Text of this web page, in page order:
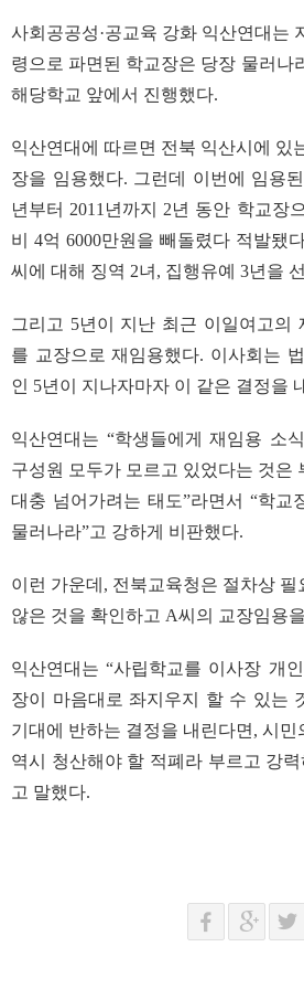
사회공공성·공교육 강화 익산연대는
령으로 파면된 학교장은 당장 물러나
해당학교 앞에서 진행했다.
익산연대에 따르면 전북 익산시에 있
장을 임용했다. 그런데 이번에 임용
년부터 2011년까지 2년 동안 학교장
비 4억 6000만원을 빼돌렸다 적발됐
씨에 대해 징역 2녀, 집행유예 3년을
그리고 5년이 지난 최근 이일여고의
를 교장으로 재임용했다. 이사회는
인 5년이 지나자마자 이 같은 결정을
익산연대는 “학생들에게 재임용 소
구성원 모두가 모르고 있었다는 것은
대충 넘어가려는 태도”라면서 “학교
물러나라”고 강하게 비판했다.
이런 가운데, 전북교육청은 절차상 필
않은 것을 확인하고 A씨의 교장임용
익산연대는 “사립학교를 이사장 개
장이 마음대로 좌지우지 할 수 있는
기대에 반하는 결정을 내린다면, 시민
역시 청산해야 할 적폐라 부르고 강
고 말했다.